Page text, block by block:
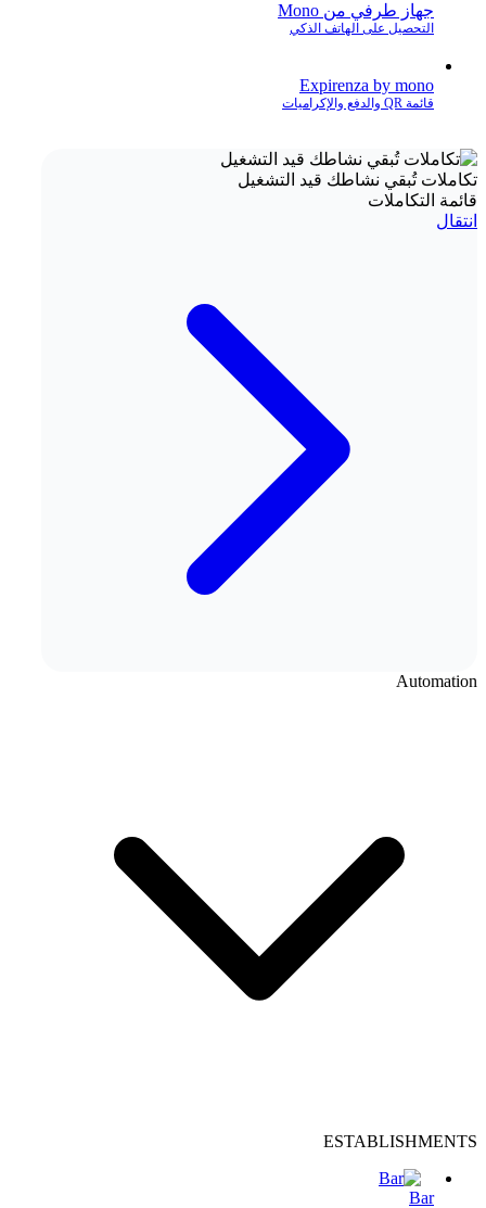
جهاز طرفي من Mono
التحصيل على الهاتف الذكي
Expirenza by mono
قائمة QR والدفع والإكراميات
تكاملات تُبقي نشاطك قيد التشغيل
قائمة التكاملات
انتقال
Automation
ESTABLISHMENTS
Bar